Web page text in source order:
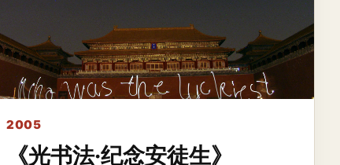
2005
《光书法·纪念安徒生》